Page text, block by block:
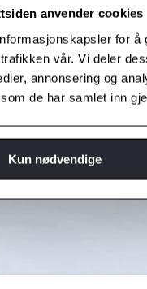
anvender cookies
for å
vår. Vi deler
annonsering og
de har samlet inn
Kun nødvendige